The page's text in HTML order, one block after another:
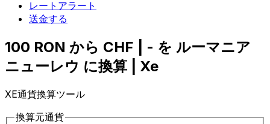
レートアラート
送金する
100 RON から CHF | - を ルーマニア
ニューレウ に換算 | Xe
XE通貨換算ツール
換算元通貨